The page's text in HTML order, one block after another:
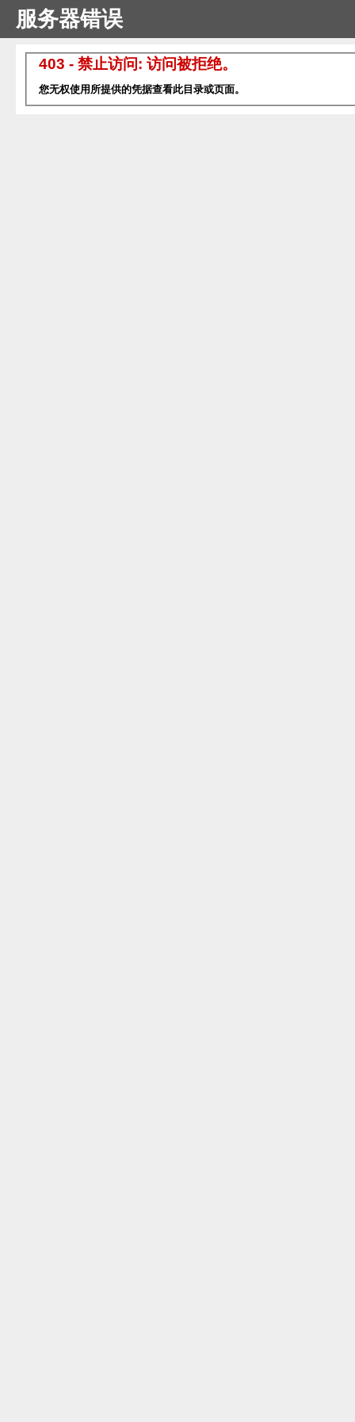
服务器错误
403 - 禁止访问: 访问被拒绝。
您无权使用所提供的凭据查看此目录或页面。